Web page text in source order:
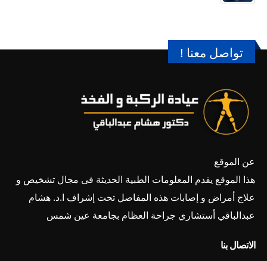
تواصل معنا !
عن الموقع
هذا الموقع يقدم المعلومات الطبية الحديثة فى مجال تشخيص و
علاج أمراض و إصابات هذه المفاصل تحت إشراف ا.د. هشام
عبدالباقي أستشاري جراحة العظام بجامعة عين شمس
الاتصال بنا